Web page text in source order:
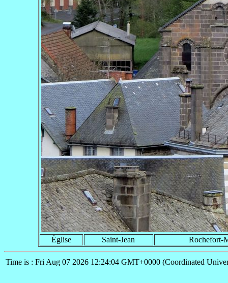
Église Saint-Jean Rochefort-
Time is : Fri Aug 07 2026 12:24:04 GMT+0000 (Coordinated